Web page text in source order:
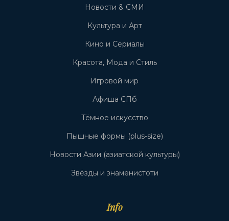
Новости & СМИ
Культура и Арт
Кино и Сериалы
Красота, Мода и Стиль
Игровой мир
Афиша СПб
Тёмное искусство
Пышные формы (plus-size)
Новости Азии (азиатской культуры)
Звёзды и знаменистоти
Info